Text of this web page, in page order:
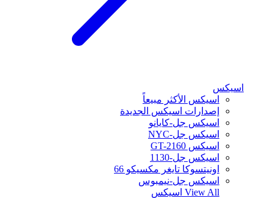
اسيكس
اسيكس الأكثر مبيعاً
إصدارات اسيكس الجديدة
اسيكس جل-كايانو
اسيكس جل-NYC
اسيكس GT-2160
اسيكس جل-1130
اونيتسوكا تايغر مكسيكو 66
اسيكس جل-نيمبوس
View All اسيكس